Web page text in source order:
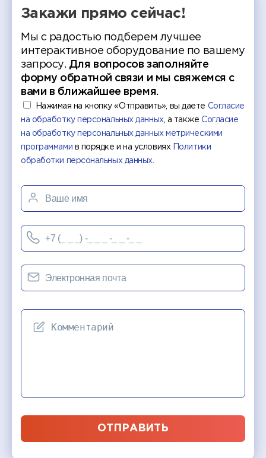
Закажи прямо сейчас!
Мы с радостью подберем лучшее
интерактивное оборудование по вашему
запросу. Для вопросов заполняйте
форму обратной связи и мы свяжемся с
вами в ближайшее время.
Нажимая на кнопку «Отправить», вы даете Согласие
на обработку персональных данных , а такжеСогласие
на обработку персональных данных метрическими
программами в порядке и на условиях
Политики
обработки персональных данных
ОТПРАВИТЬ